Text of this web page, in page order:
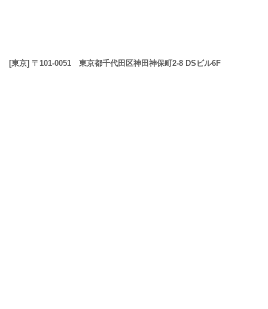
[東京] 〒101-0051 東京都千代田区神田神保町2-8 DSビル6F